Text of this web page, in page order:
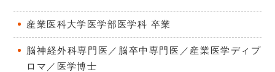
産業医科大学医学部医学科 卒業
脳神経外科専門医／脳卒中専門医／産業医学ディプ
ロマ／医学博士